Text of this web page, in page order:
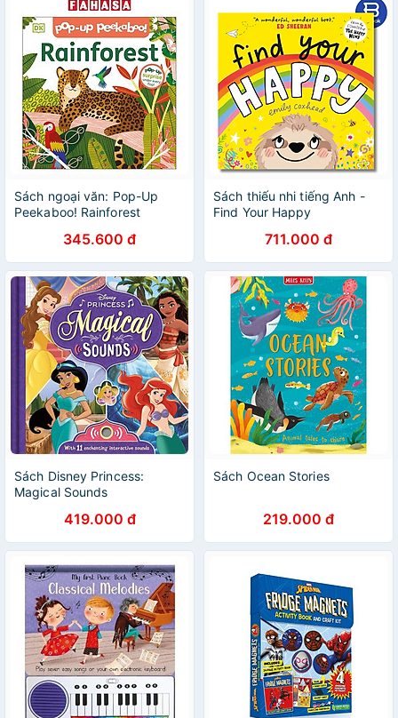
Sách ngoại văn: Pop-Up
Peekaboo! Rainforest
345.600 đ
Sách thiếu nhi tiếng Anh -
Find Your Happy
711.000 đ
Sách Disney Princess:
Magical Sounds
419.000 đ
Sách Ocean Stories
219.000 đ